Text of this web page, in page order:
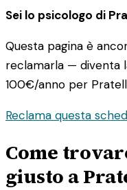
Sei lo psicologo di
Questa pagina è
reclamarla — diventa
100€/anno per
Reclama questa
Come
giusto a